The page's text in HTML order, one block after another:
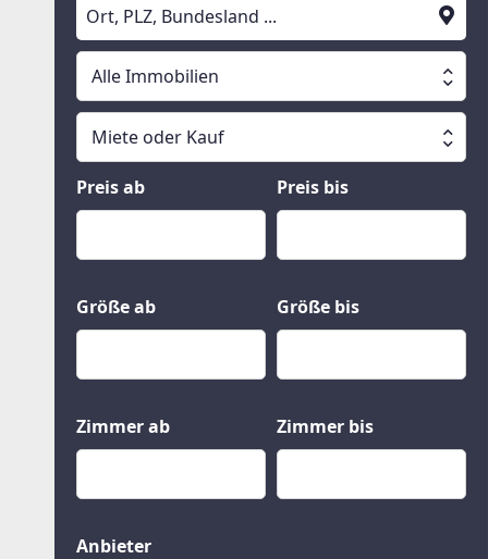
Suche läuft
Alle Immobilien
Alle Immobilien
Häuser
Grund und Boden
Miete oder Kauf
Miete oder Kauf
Kauf
Preis ab Preis bis
Größe ab Größe bis
Zimmer ab Zimmer bis
Anbieter